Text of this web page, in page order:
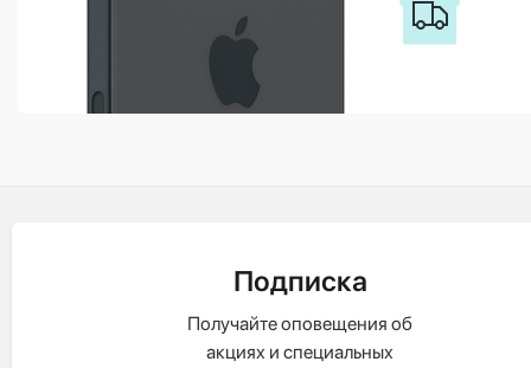
Подписка
Получайте оповещения об
акциях и специальных